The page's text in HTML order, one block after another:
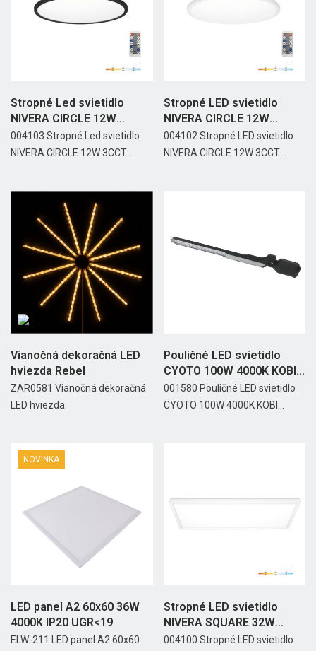
Stropné Led svietidlo
NIVERA CIRCLE 12W
3CCT...
004103 Stropné Led svietidlo
NIVERA CIRCLE 12W 3CCT...
Stropné LED svietidlo
NIVERA CIRCLE 12W
3CCT...
004102 Stropné LED svietidlo
NIVERA CIRCLE 12W 3CCT...
Vianočná dekoračná LED
hviezda Rebel
ZAR0581 Vianočná dekoračná
LED hviezda
Pouličné LED svietidlo
CYOTO 100W 4000K KOBI...
001580 Pouličné LED svietidlo
CYOTO 100W 4000K KOBI...
NOVINKA
LED panel A2 60x60 36W
4000K IP20 UGR<19
ELW-211 LED panel A2 60x60
Stropné LED svietidlo
NIVERA SQUARE 32W
3CCT...
004100 Stropné LED svietidlo